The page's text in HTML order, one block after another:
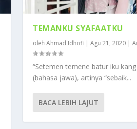
TEMANKU SYAFAATKU
olehAhmad Idhofi |Agu 21, 2020 |
“Setemen temene batur iku
(bahasa jawa), artinya “sebaik...
BACA LEBIH LAJUT